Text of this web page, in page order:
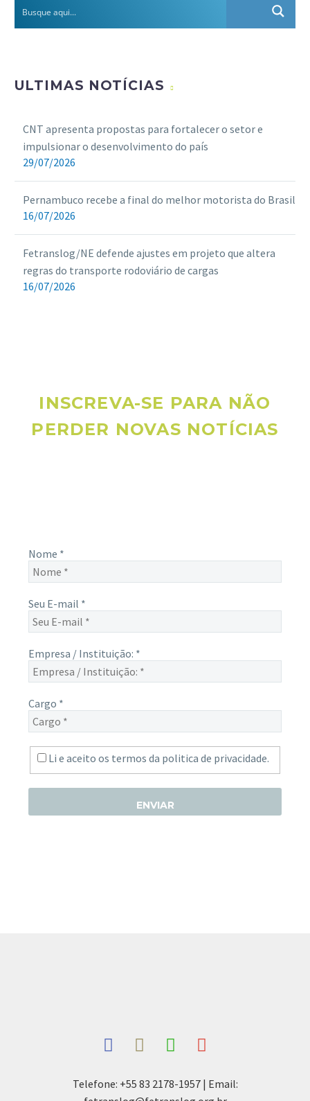
ULTIMAS NOTÍCIAS
CNT apresenta propostas para fortalecer o setor e
impulsionar o desenvolvimento do país
29/07/2026
Pernambuco recebe a final do melhor motorista do Brasil
16/07/2026
Fetranslog/NE defende ajustes em projeto que altera
regras do transporte rodoviário de cargas
16/07/2026
INSCREVA-SE PARA NÃO
PERDER NOVAS NOTÍCIAS
Nome *
Seu E-mail *
Empresa / Instituição: *
Cargo *
Li e aceito os termos da politica de privacidade.
Telefone: +55 83 2178-1957 | Email: